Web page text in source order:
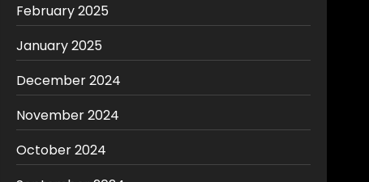
February 2025
January 2025
December 2024
November 2024
October 2024